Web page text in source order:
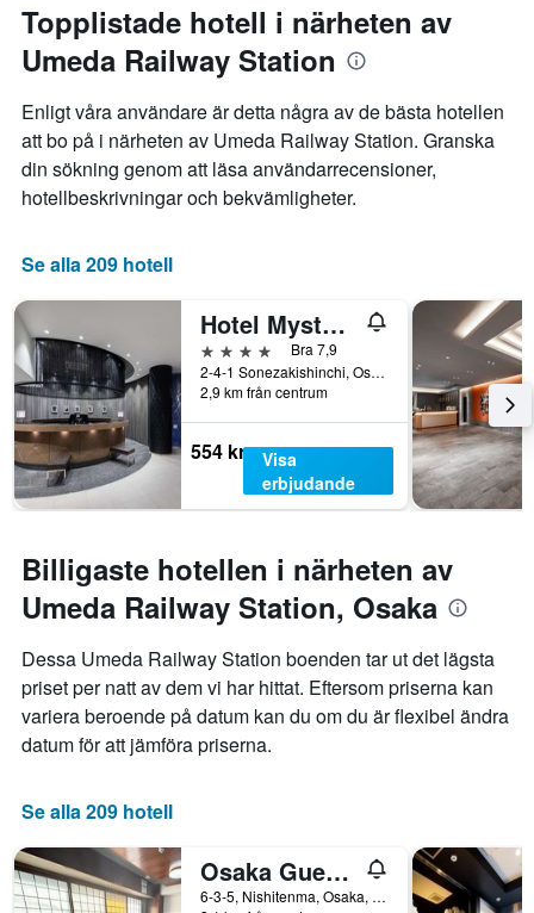
Topplistade hotell i närheten av
Umeda Railway Station
Enligt våra användare är detta några av de bästa hotellen
att bo på i närheten av Umeda Railway Station. Granska
din sökning genom att läsa användarrecensioner,
hotellbeskrivningar och bekvämligheter.
Se alla 209 hotell
Hotel Mystays Premier Dojima
4 stjärnor
Bra 7,9
2-4-1 Sonezakishinchi, Osaka, Japan
2,9 km från centrum
554 kr
Visa
erbjudande
Billigaste hotellen i närheten av
Umeda Railway Station, Osaka
Dessa Umeda Railway Station boenden tar ut det lägsta
priset per natt av dem vi har hittat. Eftersom priserna kan
variera beroende på datum kan du om du är flexibel ändra
datum för att jämföra priserna.
Se alla 209 hotell
Osaka Guesthouse Sakura
6-3-5, Nishitenma, Osaka, Japan